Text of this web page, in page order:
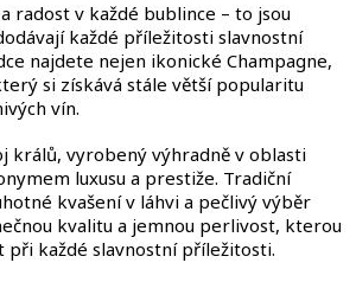
radost v každé bublince – to jsou
každé příležitosti slavnostní
najdete nejen ikonické Champagne,
si získává stále větší popularitu
vín.
králů, vyrobený výhradně v oblasti
luxusu a prestiže. Tradiční
kvašení v láhvi a pečlivý výběr
kvalitu a jemnou perlivost, kterou
při každé slavnostní příležitosti.